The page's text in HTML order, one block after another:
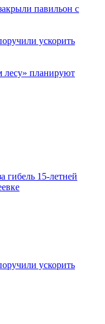
павильон с
ускорить
планируют
гибель 15-летней
ускорить